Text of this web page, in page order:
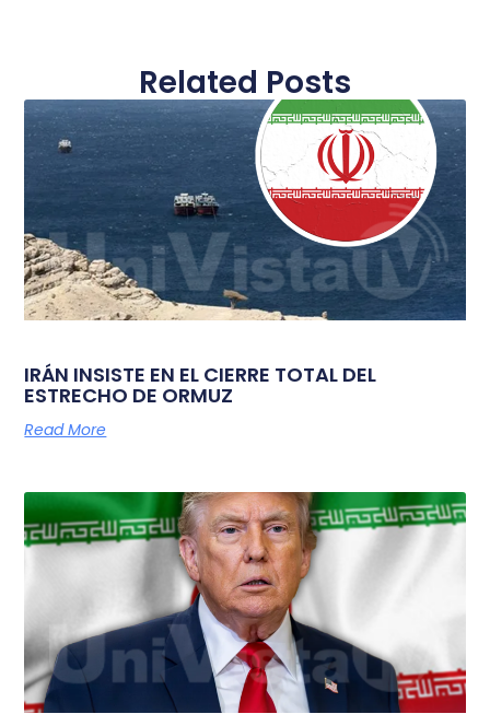
Related Posts
IRÁN INSISTE EN EL CIERRE TOTAL DEL
ESTRECHO DE ORMUZ
Read More